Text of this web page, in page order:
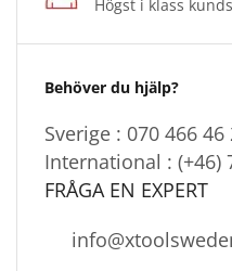
Högst i klass
Behöver du hjälp?
Sverige : 070 466 46
International : (+46)
FRÅGA EN EXPERT